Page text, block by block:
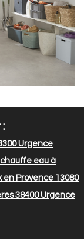
Urgence
eau à
Provence 13080
38400Urgence